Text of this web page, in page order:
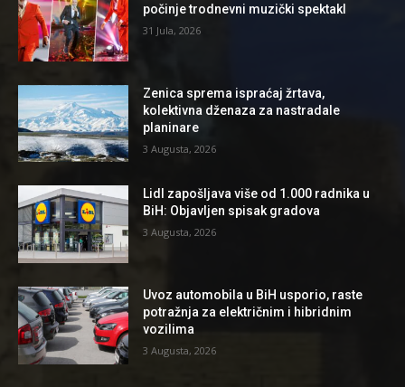
počinje trodnevni muzički spektakl
31 Jula, 2026
Zenica sprema ispraćaj žrtava,
kolektivna dženaza za nastradale
planinare
3 Augusta, 2026
Lidl zapošljava više od 1.000 radnika u
BiH: Objavljen spisak gradova
3 Augusta, 2026
Uvoz automobila u BiH usporio, raste
potražnja za električnim i hibridnim
vozilima
3 Augusta, 2026